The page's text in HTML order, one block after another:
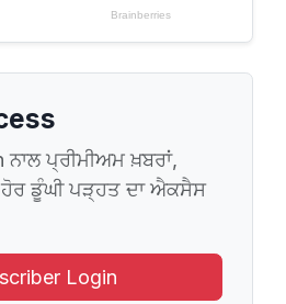
ਪ੍ਰੀਮੀਅਮ ਖ਼ਬਰਾਂ,
ਡੂੰਘੀ ਪੜ੍ਹਤ ਦਾ ਐਕਸੈਸ
Login